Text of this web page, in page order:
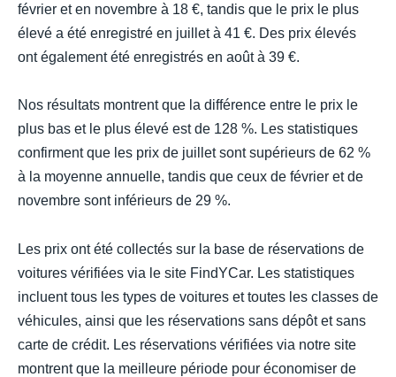
février et en novembre à 18 €, tandis que le prix le plus
élevé a été enregistré en juillet à 41 €. Des prix élevés
ont également été enregistrés en août à 39 €.
Nos résultats montrent que la différence entre le prix le
plus bas et le plus élevé est de 128 %. Les statistiques
confirment que les prix de juillet sont supérieurs de 62 %
à la moyenne annuelle, tandis que ceux de février et de
novembre sont inférieurs de 29 %.
Les prix ont été collectés sur la base de réservations de
voitures vérifiées via le site FindYCar. Les statistiques
incluent tous les types de voitures et toutes les classes de
véhicules, ainsi que les réservations sans dépôt et sans
carte de crédit. Les réservations vérifiées via notre site
montrent que la meilleure période pour économiser de